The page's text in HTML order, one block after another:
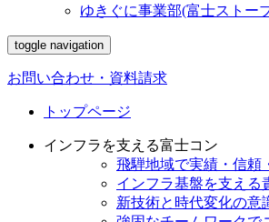
ゆきぐに事業部(富士ストー
toggle navigation
お問い合わせ・資料請求
トップページ
インフラを支える富士コン
飛騨地域で実績・信頼
インフラ基盤を支える
新技術と時代変化の意